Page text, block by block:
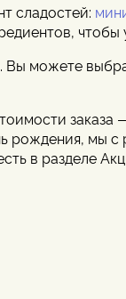
сладостей:
можете
рождения, мы
в разделе